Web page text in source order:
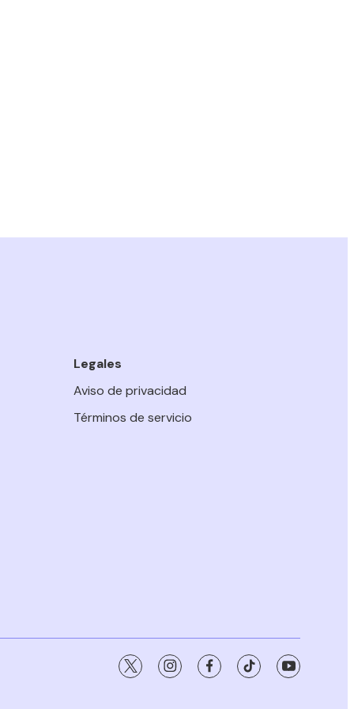
Legales
Aviso de privacidad
Términos de servicio
twitter instagramfacebooktiktok youtube